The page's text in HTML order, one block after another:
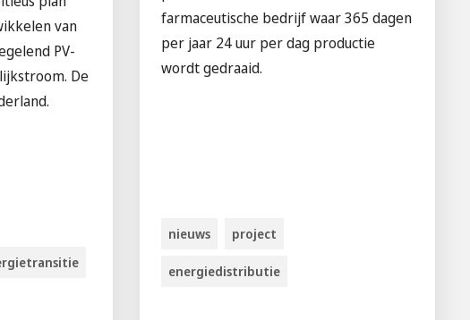
van
PV-
De
farmaceutische bedrijf waar 365 dagen
per jaar 24 uur per dag productie
wordt gedraaid.
nieuws project
energiedistributie